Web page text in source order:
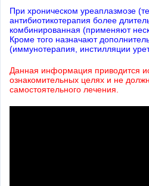
При хроническом уреаплазмозе
антибиотикотерапия более
комбинированная (применяют
Кроме того назначают
(иммунотерапия, инстилляции
Данная информация приводится
ознакомительных целях и не
самостоятельного лечения.